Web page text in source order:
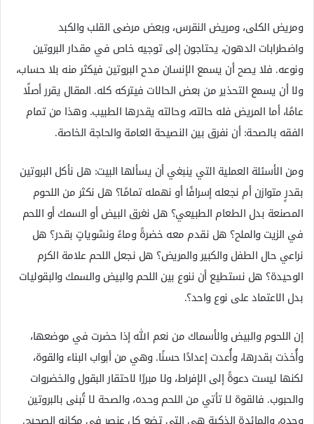
ومريض الكلى، ومريض النقرس، وبعض مرضى القلب والكبد
واضطرابات الدهون، يحتاجون إلى توجيه خاص في مقدار البروتين
ونوعه. فلا يصح أن يسمع الإنسان مدح البروتين فيكثر منه بلا حساب،
ولا أن يسمع التحذير من بعض الحالات فيتركه كله. المقال يقرر أصلًا
عامًا، أما المريض فله حالته، وحالته يقدرها الطبيب. وهذا من تمام
الفقه بالصحة: أن نفرق بين النصيحة العامة والحاجة الخاصة.
ومن الأسئلة العملية التي ينبغي أن يسألها البيت: هل نأكل البروتين
بقدرٍ متوازن أم نجعله إسرافًا أو نهمله تمامًا؟ هل نكثر من اللحوم
المصنعة بدل الطعام الطبيعي؟ هل نغرق البيض أو السمك أو اللحم
في الزيت والملح؟ هل نقدم معه خضرةً وماءً ونشوياتٍ بقدر؟ هل
نراعي حال الطفل والكبير والمريض؟ هل نجعل اللحم علامة الكرم
الوحيدة؟ هل نستطيع أن ننوع بين اللحم والبيض والسمك والبقوليات
بدل الاعتماد على نوع واحد؟.
إن اللحوم والبيض والأسماك من نعم الله إذا حضرت في موضعها،
وأُخذت بقدرها، وأُعدت إعدادًا حسنًا. وهي من أبواب البناء والقوة،
لكنها ليست دعوةً إلى الإفراط، ولا مبررًا لاحتقار البقول والخضروات
والحبوب. فالقوة لا تأتي من اللحم وحده، والصحة لا تُبنى بالبروتين